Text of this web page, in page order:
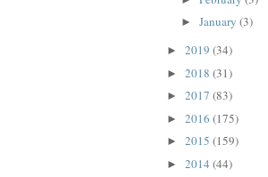
► January (3)
► 2019 (34)
► 2018 (31)
► 2017 (83)
► 2016 (175)
► 2015 (159)
► 2014 (44)